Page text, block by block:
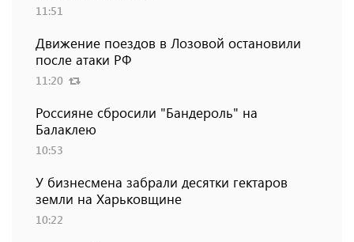
11:51
Движение поездов в Лозовой остановили
после атаки РФ
11:20
Россияне сбросили "Бандероль" на
Балаклею
10:53
У бизнесмена забрали десятки гектаров
земли на Харьковщине
10:22